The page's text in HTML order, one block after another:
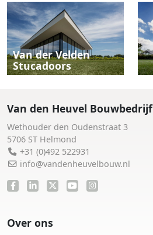
Van der Velden
Stucadoors
Van den Heuvel Bouwbedrijf
Wethouder den Oudenstraat 3
5706 ST Helmond
+31 (0)492 522931
info@vandenheuvelbouw.nl
Over ons